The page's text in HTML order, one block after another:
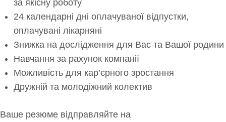
за якісну роботу
24 календарні дні оплачуваної відпустки,
оплачувані лікарняні
Знижка на дослідження для Вас та Вашої родини
Навчання за рахунок компанії
Можливість для кар’єрного зростання
Дружній та молодіжний колектив
Ваше резюме відправляйте на